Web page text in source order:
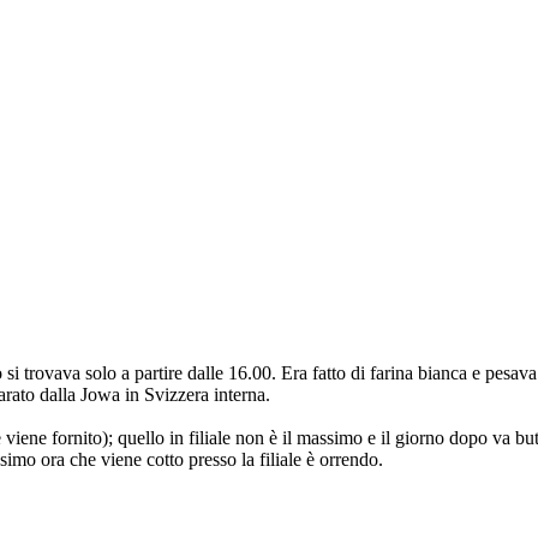
trovava solo a partire dalle 16.00. Era fatto di farina bianca e
dalla Jowa in Svizzera interna.
fornito); quello in filiale non è il massimo e il giorno dopo va
ora che viene cotto presso la filiale è orrendo.